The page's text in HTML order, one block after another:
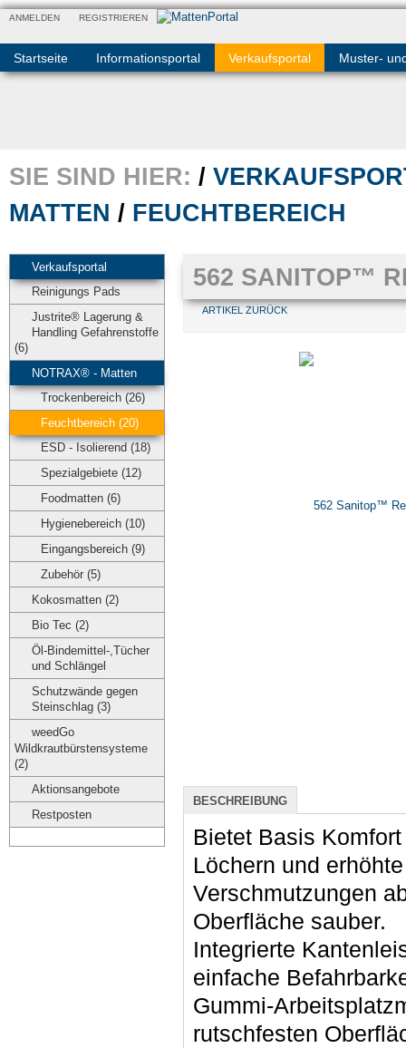
ANMELDEN REGISTRIEREN
Startseite Informationsportal Verkaufsportal Muster-
SIE SIND HIER: /
MATTEN / FEUCHTBEREICH
Verkaufsportal
Reinigungs Pads
Justrite® Lagerung &
Handling Gefahrenstoffe
(6)
NOTRAX® - Matten
Trockenbereich (26)
Feuchtbereich (20)
ESD - Isolierend (18)
Spezialgebiete (12)
Foodmatten (6)
Hygienebereich (10)
Eingangsbereich (9)
Zubehör (5)
Kokosmatten (2)
Bio Tec (2)
Öl-Bindemittel-,Tücher
und Schlängel
Schutzwände gegen
Steinschlag (3)
weedGo
Wildkrautbürstensysteme
(2)
Aktionsangebote
Restposten
562 SANITOP™
ARTIKEL ZURÜCK
BESCHREIBUNG
Bietet Basis
Löchern und
Verschmutzungen
Oberfläche sauber.
Integrierte
einfache
Gummi-
rutschfesten